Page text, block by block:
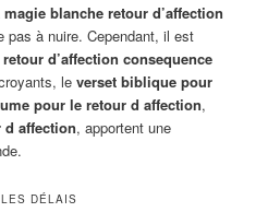
magie blanche retour d’affection
pas à nuire. Cependant, il est
retour d’affection consequence
leverset biblique pour
pour le retour d affection,
d affection, apportent une
DÉLAIS